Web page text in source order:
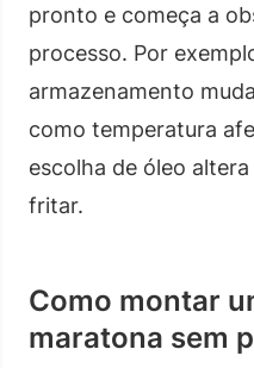
pronto e começa a
processo. Por
armazenamento
como temperatura
escolha de óleo
fritar.
Como montar
maratona sem